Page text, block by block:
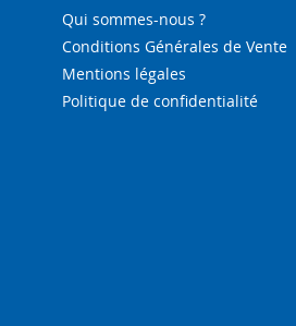
Qui sommes-nous ?
Conditions Générales de Vente
Mentions légales
Politique de confidentialité